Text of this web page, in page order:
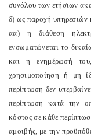
συνόλου των ετήσιων
δ) ως παροχή υπηρεσιών
αα) η διάθεση
ενσωματώνεται το
και η ενημέρωσή
χρησιμοποίηση ή μη
περίπτωση δεν
περίπτωση κατά την
κόστος σε κάθε
αμοιβής, με την